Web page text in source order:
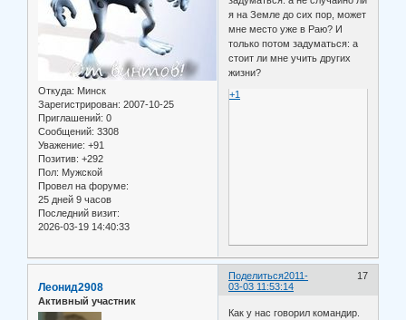
Откуда: Минск
Зарегистрирован: 2007-10-25
Приглашений: 0
Сообщений: 3308
Уважение: +91
Позитив: +292
Пол: Мужской
Провел на форуме:
25 дней 9 часов
Последний визит:
2026-03-19 14:40:33
я на Земле до сих пор, может
мне место уже в Раю? И
только потом задуматься: а
стоит ли мне учить других
жизни?
+1
Поделиться 17
2011-
03-03 11:53:14
Леонид2908
Активный участник
Как у нас говорил командир.